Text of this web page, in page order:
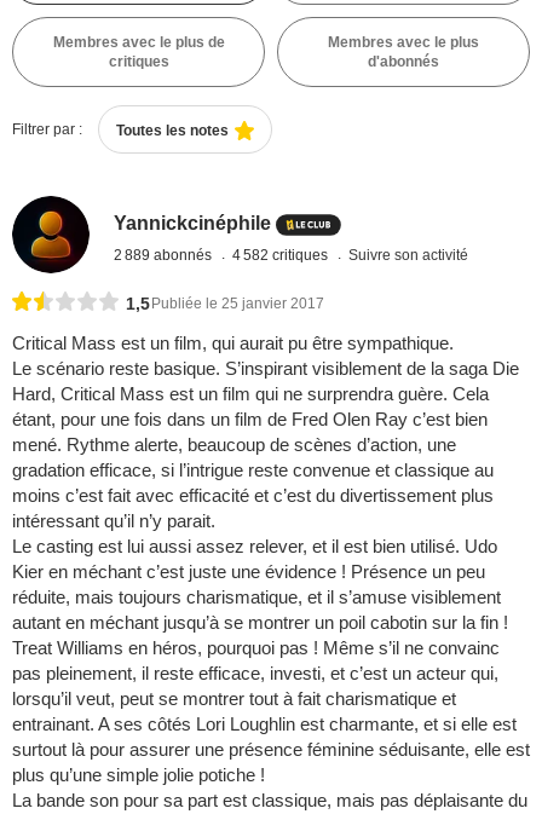
Membres avec le plus de
critiques
Membres avec le plus
d'abonnés
Filtrer par : Toutes les notes
Yannickcinéphile
2 889 abonnés 4 582 critiques Suivre son activité
1,5 Publiée le 25 janvier 2017
Critical Mass est un film, qui aurait pu être sympathique.
Le scénario reste basique. S’inspirant visiblement de la saga Die
Hard, Critical Mass est un film qui ne surprendra guère. Cela
étant, pour une fois dans un film de Fred Olen Ray c’est bien
mené. Rythme alerte, beaucoup de scènes d’action, une
gradation efficace, si l’intrigue reste convenue et classique au
moins c’est fait avec efficacité et c’est du divertissement plus
intéressant qu’il n’y parait.
Le casting est lui aussi assez relever, et il est bien utilisé. Udo
Kier en méchant c’est juste une évidence ! Présence un peu
réduite, mais toujours charismatique, et il s’amuse visiblement
autant en méchant jusqu’à se montrer un poil cabotin sur la fin !
Treat Williams en héros, pourquoi pas ! Même s’il ne convainc
pas pleinement, il reste efficace, investi, et c’est un acteur qui,
lorsqu’il veut, peut se montrer tout à fait charismatique et
entrainant. A ses côtés Lori Loughlin est charmante, et si elle est
surtout là pour assurer une présence féminine séduisante, elle est
plus qu’une simple jolie potiche !
La bande son pour sa part est classique, mais pas déplaisante du